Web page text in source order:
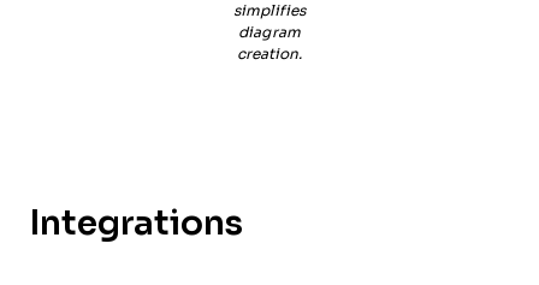
simplifies
diagram
creation.
Integrations